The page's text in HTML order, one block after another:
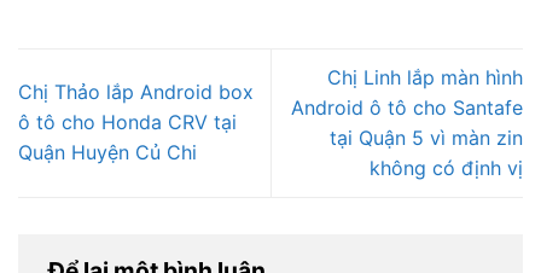
Chị Thảo lắp Android box
ô tô cho Honda CRV tại
Quận Huyện Củ Chi
Chị Linh lắp màn hình
Android ô tô cho Santafe
tại Quận 5 vì màn zin
không có định vị